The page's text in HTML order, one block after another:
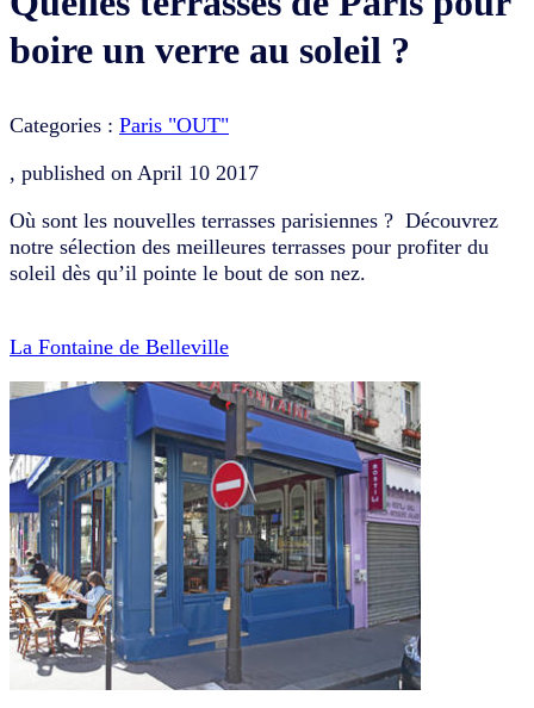
boire un verre au soleil ?
Categories : Paris "OUT"
, published on April 10 2017
Où sont les nouvelles terrasses parisiennes ? Découvrez
notre sélection des meilleures terrasses pour profiter du
soleil dès qu’il pointe le bout de son nez.
La Fontaine de Belleville